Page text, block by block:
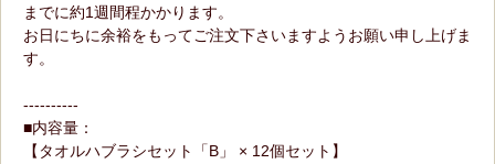
までに約1週間程かかります。
お日にちに余裕をもってご注文下さいますようお願い申し上げま
す。
----------
■内容量：
【タオルハブラシセット「B」 × 12個セット】